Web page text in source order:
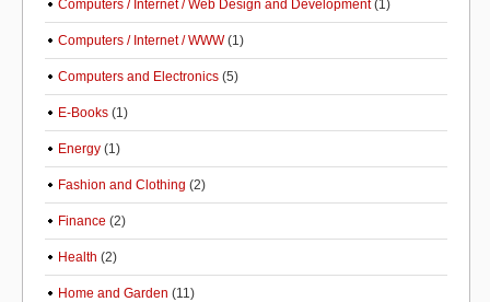
Computers / Internet / Web Design and Development(1)
Computers / Internet / WWW(1)
Computers and Electronics (5)
E-Books (1)
Energy (1)
Fashion and Clothing (2)
Finance (2)
Health (2)
Home and Garden (11)